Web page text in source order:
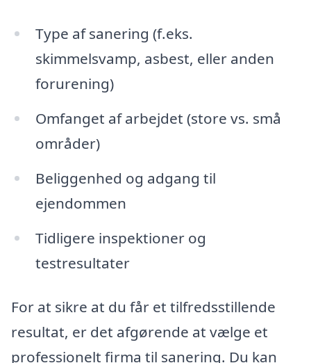
Type af sanering (f.eks.
skimmelsvamp, asbest, eller anden
forurening)
Omfanget af arbejdet (store vs. små
områder)
Beliggenhed og adgang til
ejendommen
Tidligere inspektioner og
testresultater
For at sikre at du får et tilfredsstillende
resultat, er det afgørende at vælge et
professionelt firma til sanering. Du kan